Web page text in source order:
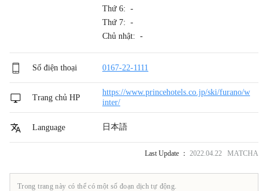
Thứ 6: -
Thứ 7: -
Chủ nhật: -
Số điện thoại 0167-22-1111
Trang chủ HP
https://www.princehotels.co.jp/ski/furano/w
inter/
Language 日本語
Last Update ： 2022.04.22 MATCHA
Trong trang này có thể có một số đoạn dịch tự động.